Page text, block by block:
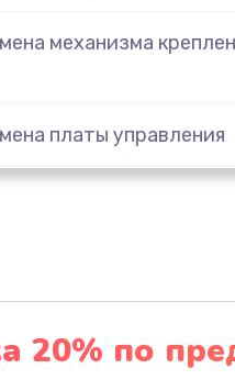
механизма
платы управления
20% по